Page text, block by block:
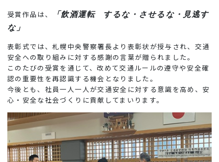
閉じる
受賞作品は、
「飲酒運転 するな・させるな・見逃す
な」
表彰式では、札幌中央警察署長より表彰状が授与され、交通
安全への取り組みに対する感謝の言葉が贈られました。
このたびの受賞を通じて、改めて交通ルールの遵守や安全確
認の重要性を再認識する機会となりました。
今後とも、社員一人一人が交通安全に対する意識を高め、安
心・安全な社会づくりに貢献してまいります。